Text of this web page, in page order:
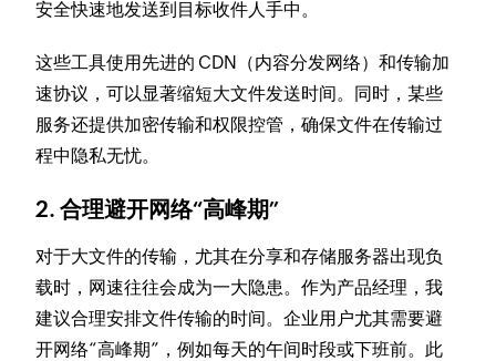
安全快速地发送到目标收件人手中。
这些工具使用先进的 CDN（内容分发网络）和传输加
速协议，可以显著缩短大文件发送时间。同时，某些
服务还提供加密传输和权限控管，确保文件在传输过
程中隐私无忧。
2. 合理避开网络“高峰期”
对于大文件的传输，尤其在分享和存储服务器出现负
载时，网速往往会成为一大隐患。作为产品经理，我
建议合理安排文件传输的时间。企业用户尤其需要避
开网络“高峰期”，例如每天的午间时段或下班前。此